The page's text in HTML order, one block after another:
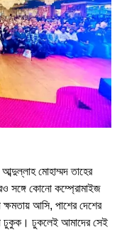
মোহাম্মদ তাহের
সঙ্গে কোনো কম্প্রোমাইজ
আসি, পাশের দেশের
ঢুকুক। ঢুকলেই আমাদের সেই